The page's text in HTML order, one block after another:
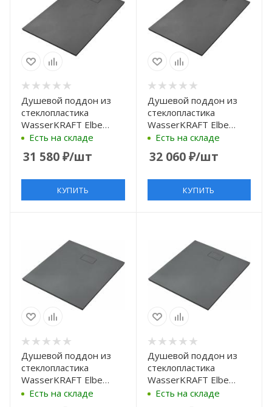
Душевой поддон из
стеклопластика
WasserKRAFT Elbe
100×80 74T17 черный
Есть на складе
31 580₽/шт
КУПИТЬ
Душевой поддон из
стеклопластика
WasserKRAFT Elbe
110x80 74T14 черный
Есть на складе
32 060₽/шт
КУПИТЬ
Душевой поддон из
стеклопластика
WasserKRAFT Elbe
90x80 74T20 черный
Есть на складе
Душевой поддон из
стеклопластика
WasserKRAFT Elbe
100x90 74T22 черный
Есть на складе